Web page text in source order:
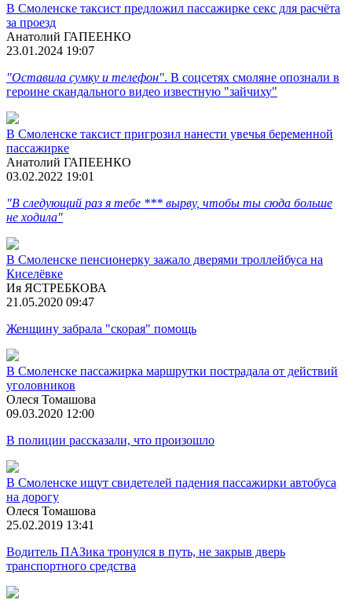
В Смоленске таксист предложил пассажирке секс для расчёта
за проезд
Анатолий ГАПЕЕНКО
23.01.2024 19:07
"Оставила сумку и телефон". В соцсетях смоляне опознали в
героине скандального видео известную "зайчиху"
В Смоленске таксист пригрозил нанести увечья беременной
пассажирке
Анатолий ГАПЕЕНКО
03.02.2022 19:01
"В следующий раз я тебе *** вырву, чтобы ты сюда больше
не ходила"
В Смоленске пенсионерку зажало дверями троллейбуса на
Киселёвке
Ия ЯСТРЕБКОВА
21.05.2020 09:47
Женщину забрала "скорая" помощь
В Смоленске пассажирка маршрутки пострадала от действий
уголовников
Олеся Томашова
09.03.2020 12:00
В полиции рассказали, что произошло
В Смоленске ищут свидетелей падения пассажирки автобуса
на дорогу
Олеся Томашова
25.02.2019 13:41
Водитель ПАЗика тронулся в путь, не закрыв дверь
транспортного средства